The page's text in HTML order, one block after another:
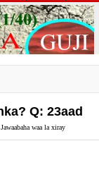
Q: 23aad
Jawaabaha waa la xiray